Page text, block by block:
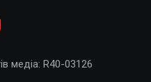
медіа: R40-03126